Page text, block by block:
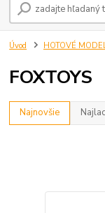
Úvod HOTOVÉ
FOXTOYS
Najnovšie